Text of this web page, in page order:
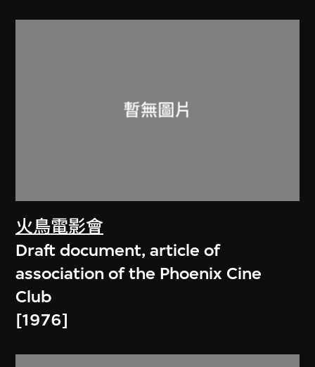
火鳥電影會
Draft document, article of
association of the Phoenix Cine
Club
[1976]